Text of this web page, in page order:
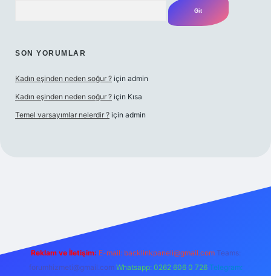
SON YORUMLAR
Kadın eşinden neden soğur ? için admin
Kadın eşinden neden soğur ? için Kısa
Temel varsayımlar nelerdir ? için admin
Reklam ve İletişim: E-mail: backlinkpaneli@gmail.com Teams:
forumhizmeti@gmail.com Whatsapp: 0262 606 0 726 Telegram: